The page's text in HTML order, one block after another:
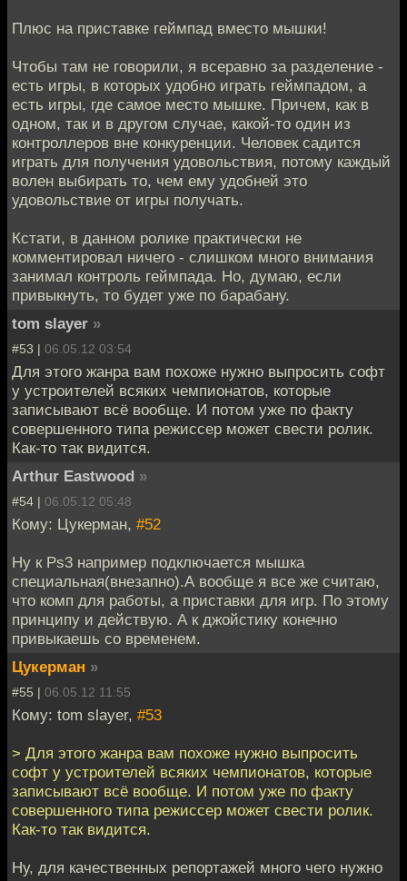
Плюс на приставке геймпад вместо мышки!
Чтобы там не говорили, я всеравно за разделение -
есть игры, в которых удобно играть геймпадом, а
есть игры, где самое место мышке. Причем, как в
одном, так и в другом случае, какой-то один из
контроллеров вне конкуренции. Человек садится
играть для получения удовольствия, потому каждый
волен выбирать то, чем ему удобней это
удовольствие от игры получать.
Кстати, в данном ролике практически не
комментировал ничего - слишком много внимания
занимал контроль геймпада. Но, думаю, если
привыкнуть, то будет уже по барабану.
tom slayer »
#53 | 06.05.12 03:54
Для этого жанра вам похоже нужно выпросить софт
у устроителей всяких чемпионатов, которые
записывают всё вообще. И потом уже по факту
совершенного типа режиссер может свести ролик.
Как-то так видится.
Arthur Eastwood »
#54 | 06.05.12 05:48
Кому: Цукерман, #52
Ну к Ps3 например подключается мышка
специальная(внезапно).А вообще я все же считаю,
что комп для работы, а приставки для игр. По этому
принципу и действую. А к джойстику конечно
привыкаешь со временем.
Цукерман »
#55 | 06.05.12 11:55
Кому: tom slayer, #53
> Для этого жанра вам похоже нужно выпросить
софт у устроителей всяких чемпионатов, которые
записывают всё вообще. И потом уже по факту
совершенного типа режиссер может свести ролик.
Как-то так видится.
Ну, для качественных репортажей много чего нужно